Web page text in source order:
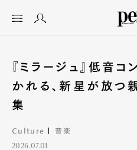
『ミラージュ』低音コ
かれる、新星が放つ
集
Culture 音楽
2026.07.01